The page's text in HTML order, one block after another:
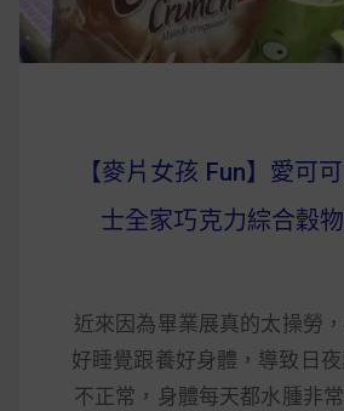
【麥片女孩 Fun】愛可
士全家巧克力綜合穀
近來因為畢業展真的太操勞
好睡覺跟養好身體，導致日
不正常，身體每天都水腫非